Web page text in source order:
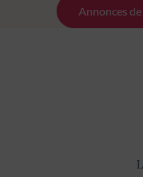
Annonces